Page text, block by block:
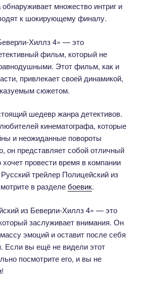
обнаруживает множество интриг и
к шокирующему финалу.
Хиллз 4» — это
фильм, который не
Этот фильм, как и
привлекает своей динамикой,
сюжетом.
шедевр жанра детективов.
кинематографа, которые
и неожиданные повороты
он представляет собой отличный
провести время в компании
трейлер Полицейский из
в разделебоевик.
из Беверли-Хиллз 4» — это
заслуживает внимания. Он
эмоций и оставит после себя
Если вы ещё не видели этот
посмотрите его, и вы не